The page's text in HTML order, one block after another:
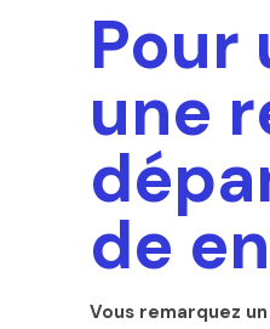
Pour
une
de
Vous remarquez